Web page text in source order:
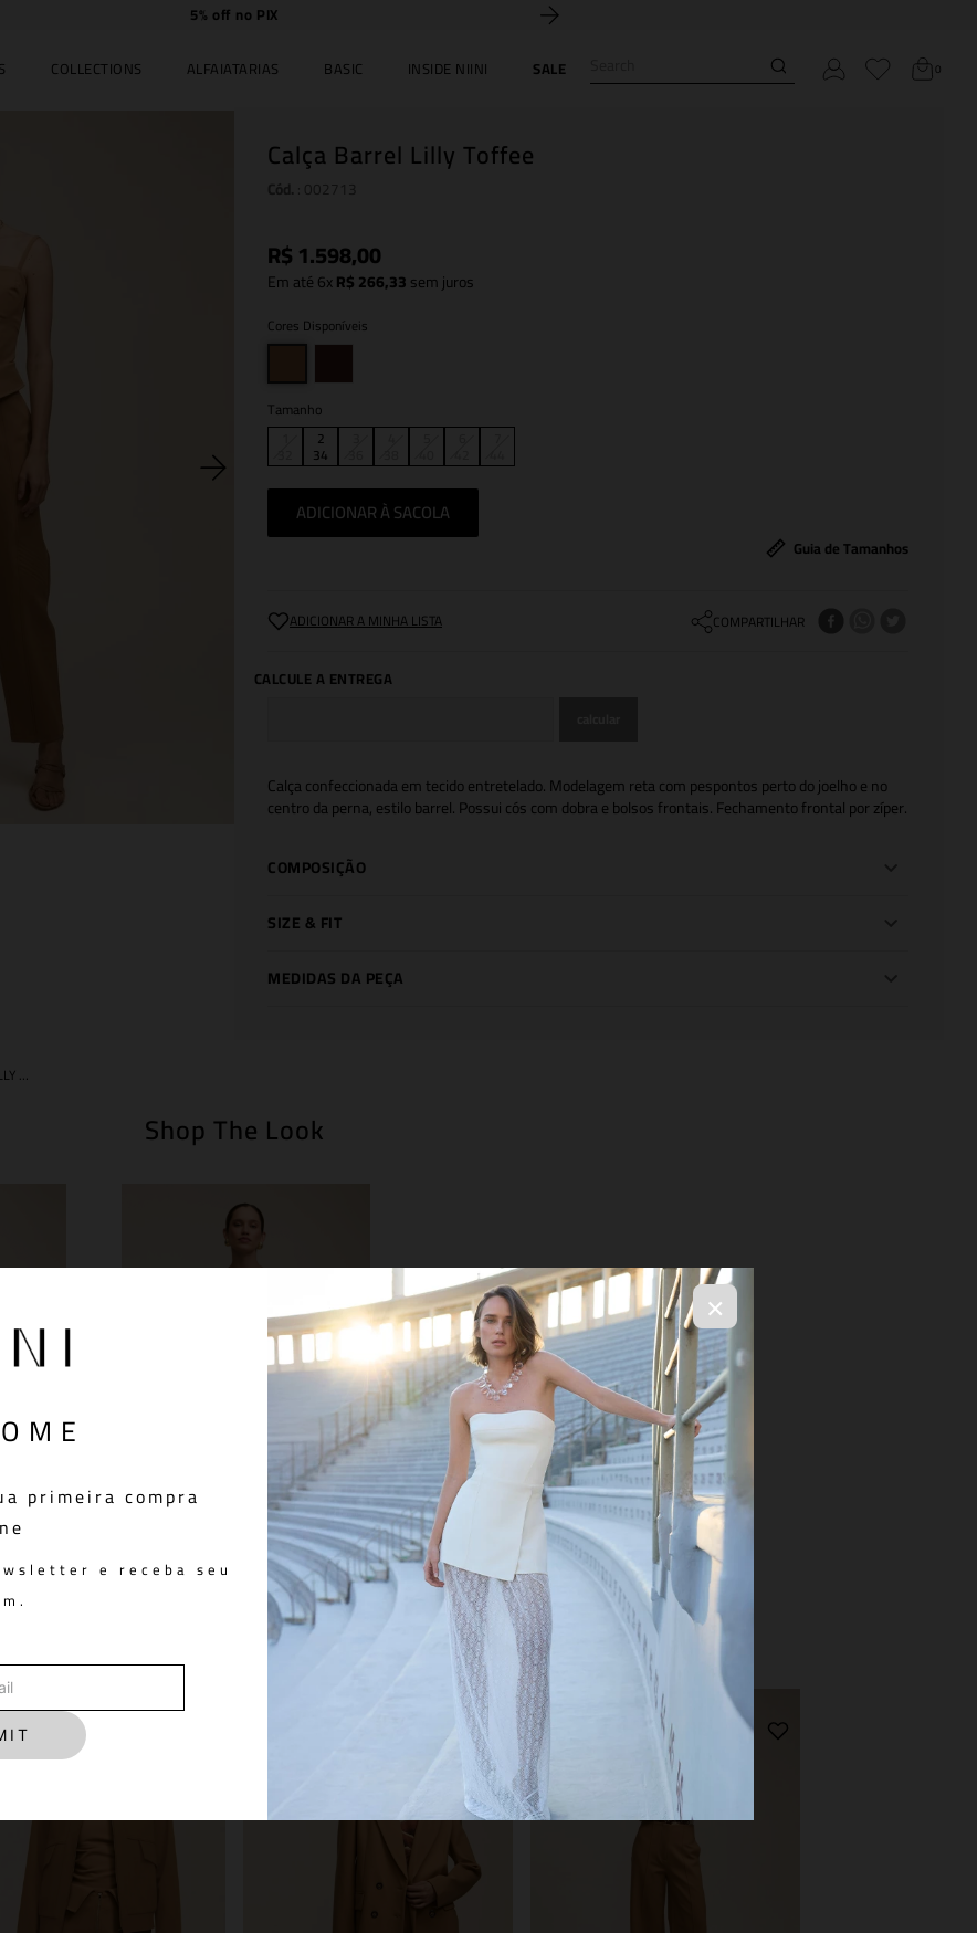
online eretireno JK Iguatemi.
COLLECTIONS ALFAIATARIAS BASIC INSIDE NIINI SALE 0
×
primeira compra
e receba seu
Calça Barrel Lilly Toffee
R$1.598,00
Em até6xR$266,33sem juros
Cores Disponíveis
Tamanho
2
34
ADICIONAR À SACOLA
Guia de Tamanhos
COMPARTILHAR
Calça confeccionada em tecido entretelado. Modelagem reta com pespontos perto do joelho e no
centro da perna, estilo barrel. Possui cós com dobra e bolsos frontais. Fechamento frontal por zíper.
COMPOSIÇÃO
SIZE & FIT
MEDIDAS DA PEÇA
CALÇA BARREL LILLY TOFFEE
Shop The Look
R$ 798,00
R$ 2.396,00
SELECIONE OS TAMANHOS
You May Also Like